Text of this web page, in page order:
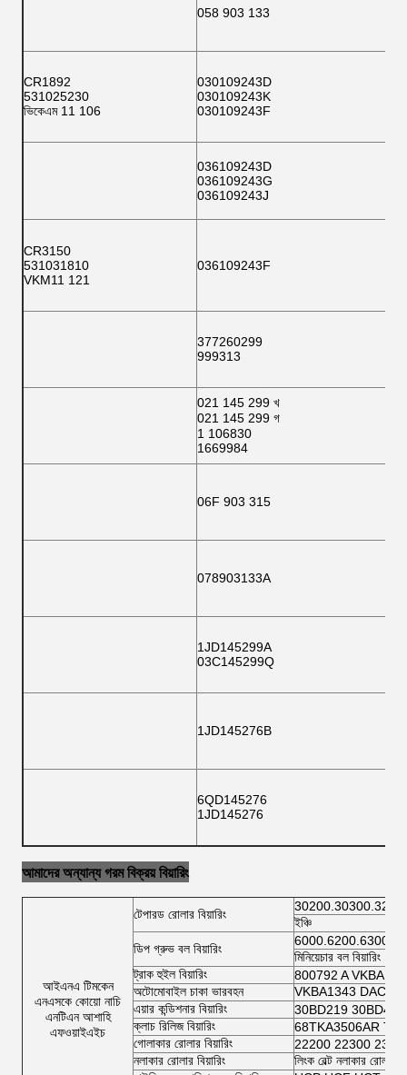
058 903 133
CR1892
531025230
ভিকেএম 11 106
030109243D
030109243K
030109243F
036109243D
036109243G
036109243J
CR3150
531031810
VKM11 121
036109243F
377260299
999313
021 145 299 খ
021 145 299 গ
1 106830
1669984
06F 903 315
078903133A
1JD145299A
03C145299Q
1JD145276B
6QD145276
1JD145276
আমাদের অন্যান্য গরম বিক্রয় বিয়ারিং
আইএনএ টিমকেন
এনএসকে কোয়ো নাচি
এনটিএন আশাহি
এফওয়াইএইচ
টেপারড রোলার বিয়ারিং
ইঞ্চি
ডিপ গ্রুভ বল বিয়ারিং
মিনিয়েচার বল বিয়ারিং
ট্রাক হুইল বিয়ারিং
800792 A VKBA
অটোমোবাইল চাকা ভারবহন
VKBA1343
এয়ার কন্ডিশনার বিয়ারিং
30BD219 30BD40
ক্লাচ রিলিজ বিয়ারিং
68TKA3506AR
গোলাকার রোলার বিয়ারিং
22200 22300
নলাকার রোলার বিয়ারিং
লিংক বেল্ট নলাকার রোলার